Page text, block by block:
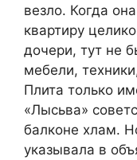
везло. Когда
квартиру
дочери, тут не
мебели,
Плита только
«Лысьва»
балконе хлам.
указывала в